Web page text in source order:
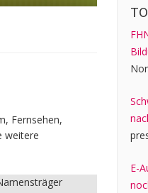
Fernsehen,
weitere
E-